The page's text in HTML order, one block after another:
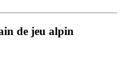
de jeu alpin